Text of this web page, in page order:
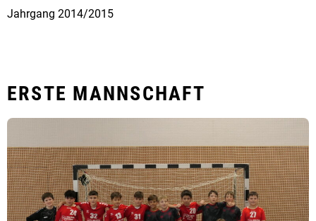
Jahrgang 2014/2015
ERSTE MANNSCHAFT